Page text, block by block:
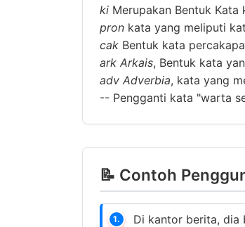
ki Merupakan Bentuk Kata
pron kata yang meliputi
cak Bentuk kata
ark Arkais, Bentuk kata
adv Adverbia, kata yang
-- Pengganti kata "warta
📝 Contoh
1. Di kantor berita, dia